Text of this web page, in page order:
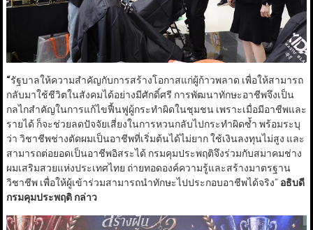
“รัฐบาลให้ความสำคัญกับการสร้างโอกาสแก่ผู้ก้าวพลาด เพื่อให้สามารถ
กลับมาใช้ชีวิตในสังคมได้อย่างมีศักดิ์ศรี การพัฒนาทักษะอาชีพจึงเป็น
กลไกสำคัญในการแก้ไขฟื้นฟูผู้กระทำผิดในชุมชน เพราะเมื่อมีอาชีพและ
รายได้ ก็จะช่วยลดปัจจัยเสี่ยงในการหวนกลับไปกระทำผิดซ้ำ พร้อมระบุ
ว่า วิชาชีพช่างตัดผมเป็นอาชีพที่เริ่มต้นได้ไม่ยาก ใช้เงินลงทุนไม่สูง และ
สามารถต่อยอดเป็นอาชีพอิสระได้ กรมคุมประพฤติจึงร่วมกับสมาคมช่าง
ผมเสริมสวยแห่งประเทศไทย ถ่ายทอดองค์ความรู้และสร้างมาตรฐาน
วิชาชีพ เพื่อให้ผู้เข้าร่วมสามารถนำทักษะไปประกอบอาชีพได้จริง” อธิบดี
กรมคุมประพฤติ กล่าว